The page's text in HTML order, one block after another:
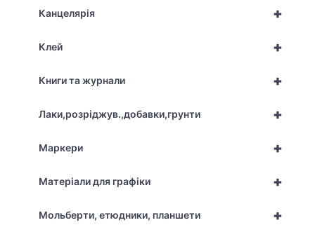
+
Канцелярія
+
Клей
+
Книги та журнали
+
Лаки,розріджув.,добавки,грунти
+
Маркери
+
Матеріали для графіки
+
Мольберти, етюдники, планшети